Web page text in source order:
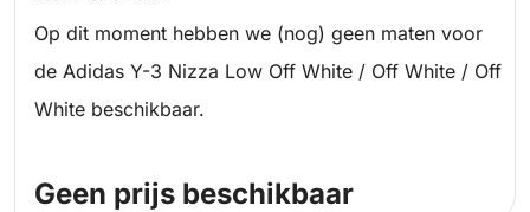
Op dit moment hebben we (nog) geen maten voor
de Adidas Y-3 Nizza Low Off White / Off White / Off
White beschikbaar.
Geen prijs beschikbaar